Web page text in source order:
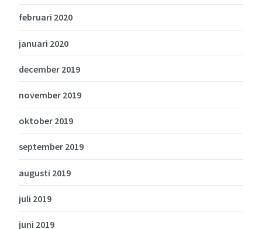
februari 2020
januari 2020
december 2019
november 2019
oktober 2019
september 2019
augusti 2019
juli 2019
juni 2019